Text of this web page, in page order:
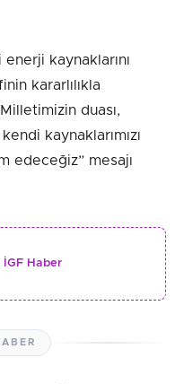
kaynaklarını
kararlılıkla
duası,
kaynaklarımızı
edeceğiz” mesajı
İGF Haber